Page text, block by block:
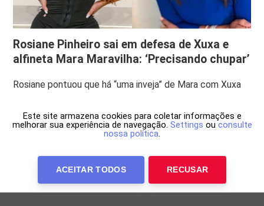
Rosiane Pinheiro sai em defesa de Xuxa e
alfineta Mara Maravilha: ‘Precisando chupar’
Rosiane pontuou que há “uma inveja” de Mara com Xuxa
Este site armazena cookies para coletar informações e
melhorar sua experiência de navegação. Settings ou consulte
nossa política.
ACEITAR TODOS RECUSAR